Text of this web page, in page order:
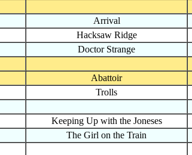
Arrival
Hacksaw Ridge
Doctor Strange
Abattoir
Trolls
Keeping Up with the Joneses
The Girl on the Train